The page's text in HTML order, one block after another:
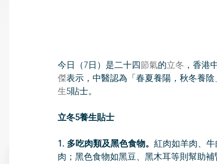
今日（7日）是二十四節氣的立冬 ，香港
傑表示，中醫認為「春夏養陽，秋冬養
生5貼士。
立冬5養生貼士
1. 多吃肉類及黑色食物。 紅肉如羊肉、
肉；黑色食物如黑豆、黑木耳等則幫助